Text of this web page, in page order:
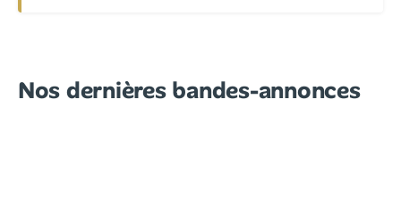
Nos dernières bandes-annonces